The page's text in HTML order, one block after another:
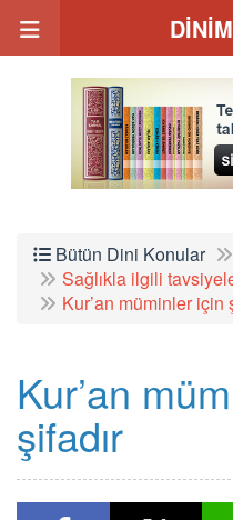
Bütün Dini Konular
Sağlıkla ilgili
Kur’an müminler için
Kur’an
şifadır